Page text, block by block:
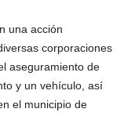
una acción
corporaciones
aseguramiento de
y un vehículo, así
el municipio de